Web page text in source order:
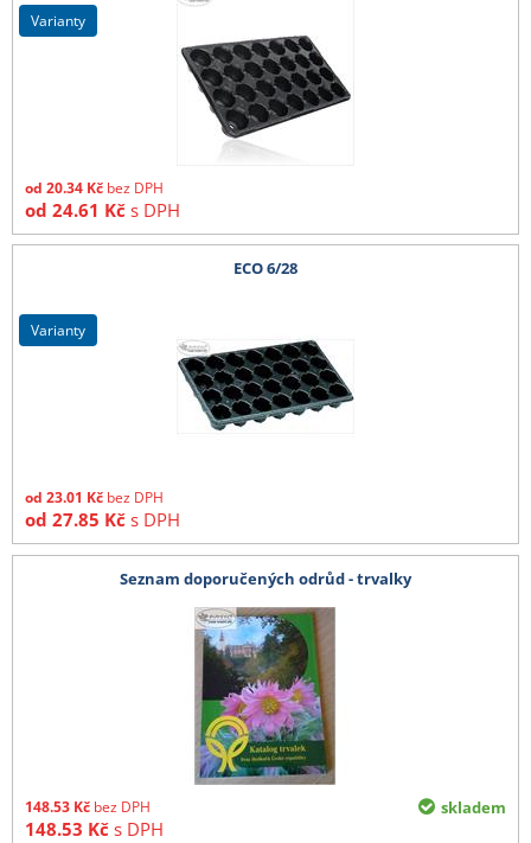
od 20.34 Kč bez DPH
od 24.61 Kč s DPH
varianty
ECO 6/28
od 23.01 Kč bez DPH
od 27.85 Kč s DPH
varianty
Seznam doporučených odrůd - trvalky
148.53 Kč bez DPH
148.53 Kč s DPH
skladem